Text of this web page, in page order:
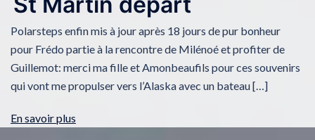
Polarsteps enfin mis à jour après 18 jours de pur bonheur
pour Frédo partie à la rencontre de Milénoé et profiter de
Guillemot: merci ma fille et Amonbeaufils pour ces souvenirs
qui vont me propulser vers l’Alaska avec un bateau […]
En savoir plus